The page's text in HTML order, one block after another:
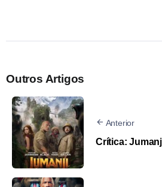
Outros Artigos
Anterior
Crítica: